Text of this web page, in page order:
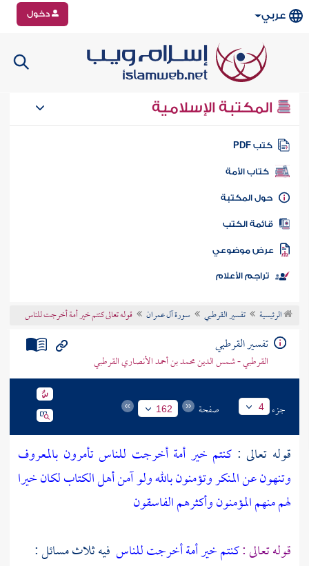
عربي دخول
المكتبة الإسلامية
كتب PDF
كتاب الأمة
المكتبة
الكتب
موضوعي
تراجم الأعلام
الرئيسية تفسير القرطبي سورة آل عمران قوله تعالى كنتم خير أمة أخرجت للناس
تفسير القرطبي
القرطبي - شمس الدين محمد بن أحمد الأنصاري القرطبي
جزء 4 صفحة 162
قوله تعالى : كنتم خير أمة أخرجت للناس تأمرون بالمعروف
وتنهون عن المنكر وتؤمنون بالله ولو آمن أهل الكتاب لكان خيرا
لهم منهم المؤمنون وأكثرهم الفاسقون
قوله تعالى :كنتم خير أمة أخرجت للناس فيه ثلاث مسائل :